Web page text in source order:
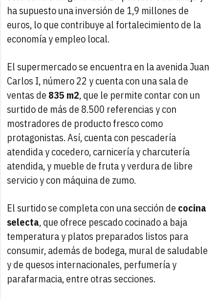
ha supuesto una inversión de 1,9 millones de
euros, lo que contribuye al fortalecimiento de la
economía y empleo local.
El supermercado se encuentra en la avenida Juan
Carlos I, número 22 y cuenta con una sala de
ventas de 835 m2, que le permite contar con un
surtido de más de 8.500 referencias y con
mostradores de producto fresco como
protagonistas. Así, cuenta con pescadería
atendida y cocedero, carnicería y charcutería
atendida, y mueble de fruta y verdura de libre
servicio y con máquina de zumo.
El surtido se completa con una sección de cocina
selecta, que ofrece pescado cocinado a baja
temperatura y platos preparados listos para
consumir, además de bodega, mural de saludable
y de quesos internacionales, perfumería y
parafarmacia, entre otras secciones.